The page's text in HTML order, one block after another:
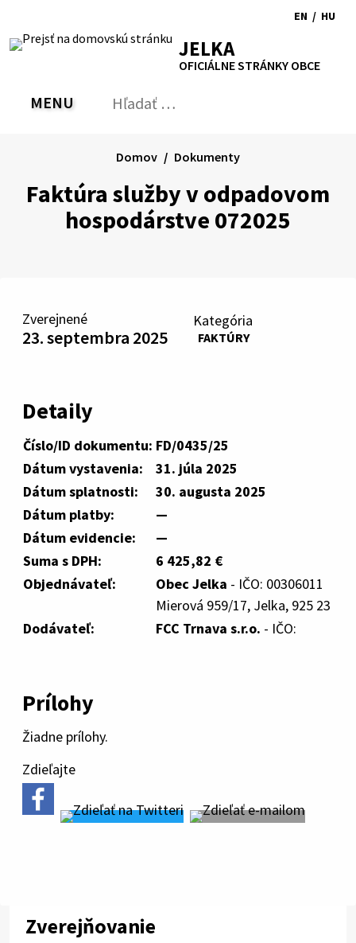
obsah
RSS MapaTlačiť
Zvýšiť
kontrast
písmapísma
EN
to
/ HU
JELKA
OFICIÁLNE STRÁNKY OBCE
PREPNÚŤ
MENU Hľadať:
Faktúra služby v odpadovom
hospodárstve 072025
Domov Dokumenty
Zverejnené
23. septembra 2025
Kategória
FAKTÚRY
Detaily
Číslo/ID dokumentu: FD/0435/25
Dátum vystavenia:
31. júla 2025
Dátum splatnosti:
30. augusta 2025
Dátum platby:
—
Dátum evidencie:
—
Suma s DPH:
6 425,82 €
Objednávateľ:
Obec Jelka - IČO: 00306011
Mierová 959/17, Jelka, 925 23
Dodávateľ:
FCC Trnava s.r.o. - IČO:
Prílohy
Žiadne prílohy.
Zdieľajte
Zverejňovanie